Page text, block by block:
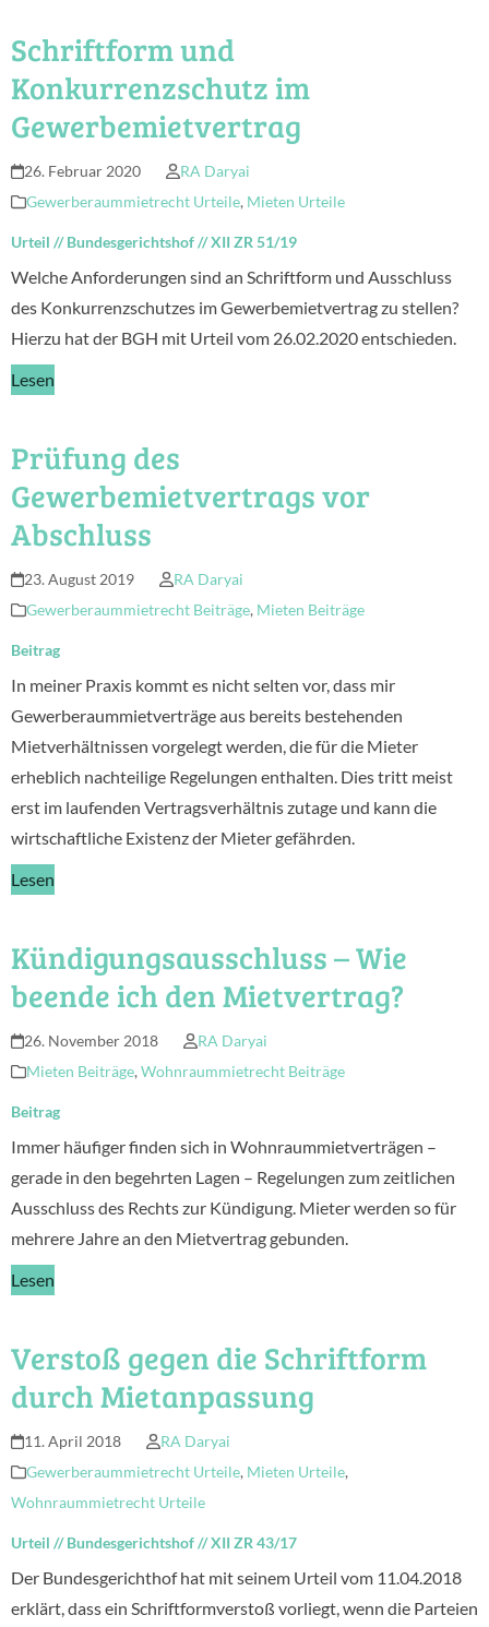
Schriftform und
Konkurrenzschutz im
Gewerbemietvertrag
26. Februar 2020
RA Daryai
Gewerberaummietrecht Urteile, Mieten Urteile
Urteil //Bundesgerichtshof//XII ZR 51/19
Welche Anforderungen sind an Schriftform und Ausschluss
des Konkurrenzschutzes im Gewerbemietvertrag zu stellen?
Hierzu hat der BGH mit Urteil vom 26.02.2020 entschieden.
Lesen
Prüfung des
Gewerbemietvertrags vor
Abschluss
23. August 2019
RA Daryai
Gewerberaummietrecht Beiträge, Mieten Beiträge
Beitrag
In meiner Praxis kommt es nicht selten vor, dass mir
Gewerberaummietverträge aus bereits bestehenden
Mietverhältnissen vorgelegt werden, die für die Mieter
erheblich nachteilige Regelungen enthalten. Dies tritt meist
erst im laufenden Vertragsverhältnis zutage und kann die
wirtschaftliche Existenz der Mieter gefährden.
Lesen
Kündigungsausschluss – Wie
beende ich den Mietvertrag?
26. November 2018
RA Daryai
Mieten Beiträge, Wohnraummietrecht Beiträge
Beitrag
Immer häufiger finden sich in Wohnraummietverträgen –
gerade in den begehrten Lagen – Regelungen zum zeitlichen
Ausschluss des Rechts zur Kündigung. Mieter werden so für
mehrere Jahre an den Mietvertrag gebunden.
Lesen
Verstoß gegen die Schriftform
durch Mietanpassung
11. April 2018
RA Daryai
Gewerberaummietrecht Urteile, Mieten Urteile,
Wohnraummietrecht Urteile
Urteil //Bundesgerichtshof//XII ZR 43/17
Der Bundesgerichthof hat mit seinem Urteil vom 11.04.2018
erklärt, dass ein Schriftformverstoß vorliegt, wenn die Parteien